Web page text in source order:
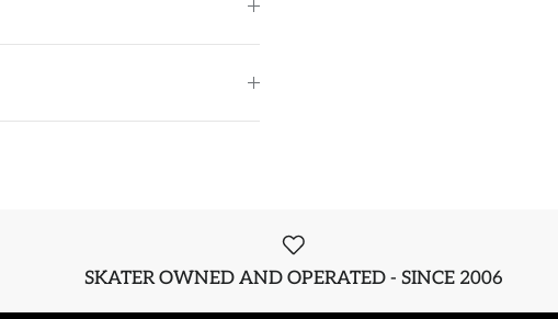
SKATER OWNED AND OPERATED - SINCE 2006